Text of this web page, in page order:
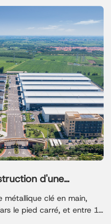
d'une
métallique clé en main,
le pied carré, et entre 10